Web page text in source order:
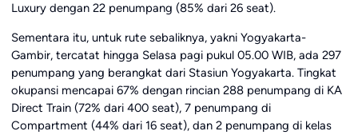
Luxury dengan 22 penumpang (85% dari 26 seat).
Sementara itu, untuk rute sebaliknya, yakni Yogyakarta-
Gambir, tercatat hingga Selasa pagi pukul 05.00 WIB, ada 297
penumpang yang berangkat dari Stasiun Yogyakarta. Tingkat
okupansi mencapai 67% dengan rincian 288 penumpang di KA
Direct Train (72% dari 400 seat), 7 penumpang di
Compartment (44% dari 16 seat), dan 2 penumpang di kelas